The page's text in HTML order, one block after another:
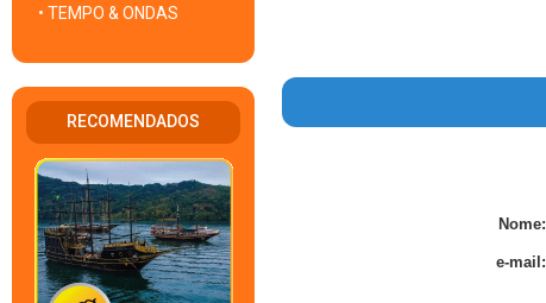
• TEMPO & ONDAS
RECOMENDADOS
Nome:
e-mail: